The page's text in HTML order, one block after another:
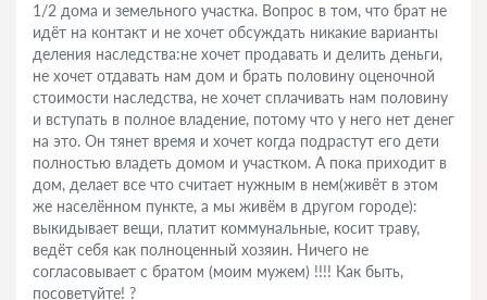
1/2 дома и земельного участка. Вопрос в том, что брат не
идёт на контакт и не хочет обсуждать никакие варианты
деления наследства:не хочет продавать и делить деньги,
не хочет отдавать нам дом и брать половину оценочной
стоимости наследства, не хочет сплачивать нам половину
и вступать в полное владение, потому что у него нет денег
на это. Он тянет время и хочет когда подрастут его дети
полностью владеть домом и участком. А пока приходит в
дом, делает все что считает нужным в нем(живёт в этом
же населённом пункте, а мы живём в другом городе):
выкидывает вещи, платит коммунальные, косит траву,
ведёт себя как полноценный хозяин. Ничего не
согласовывает с братом (моим мужем) !!!! Как быть,
посоветуйте! ?